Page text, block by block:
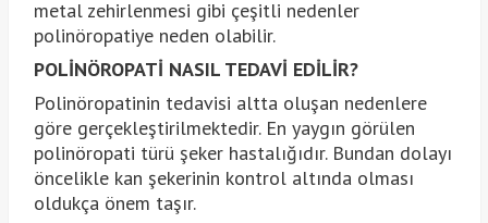
metal zehirlenmesi gibi çeşitli nedenler
polinöropatiye neden olabilir.
POLİNÖROPATİ NASIL TEDAVİ EDİLİR?
Polinöropatinin tedavisi altta oluşan nedenlere
göre gerçekleştirilmektedir. En yaygın görülen
polinöropati türü şeker hastalığıdır. Bundan dolayı
öncelikle kan şekerinin kontrol altında olması
oldukça önem taşır.